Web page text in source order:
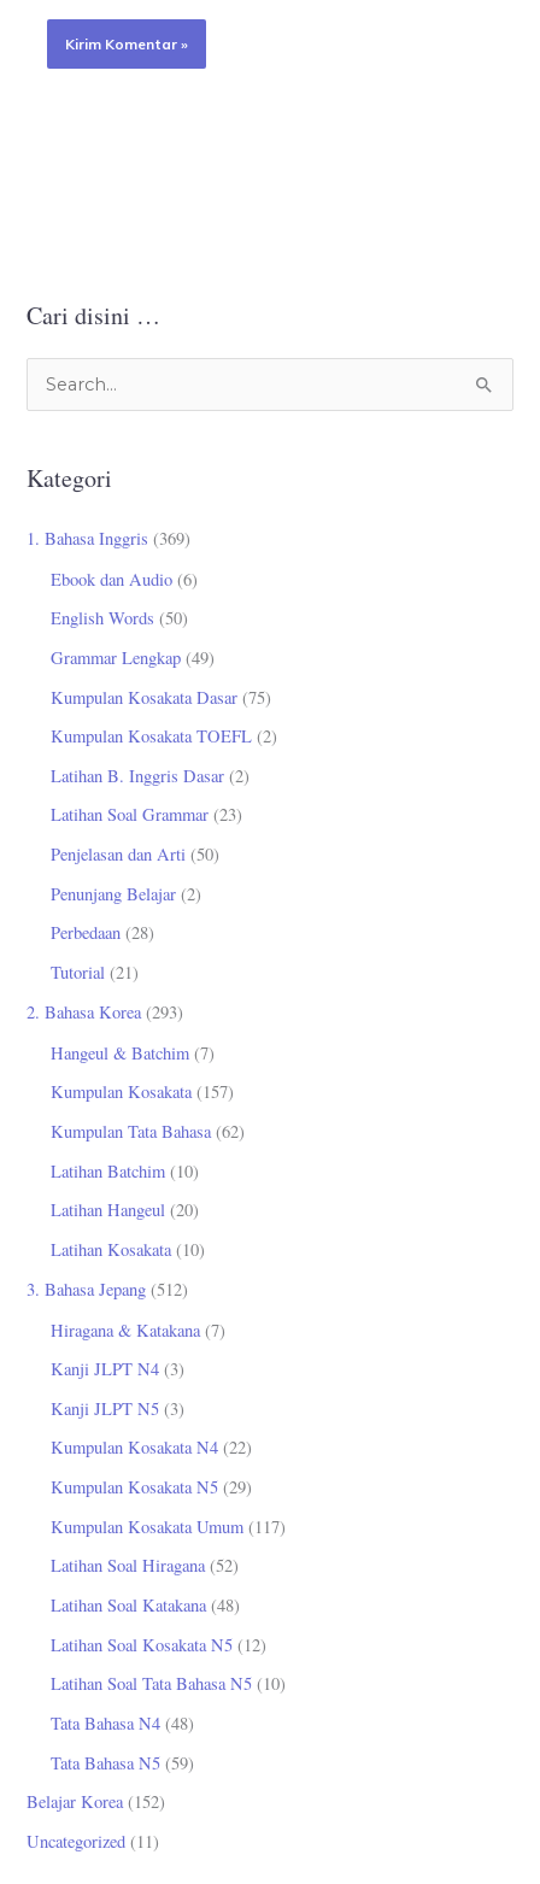
Cari disini …
i
u
Kategori
1. Bahasa Inggris (369)
Ebook dan Audio (6)
English Words (50)
Grammar Lengkap (49)
Kumpulan Kosakata Dasar (75)
Kumpulan Kosakata TOEFL (2)
Latihan B. Inggris Dasar (2)
Latihan Soal Grammar (23)
Penjelasan dan Arti (50)
Penunjang Belajar (2)
Perbedaan (28)
Tutorial (21)
2. Bahasa Korea (293)
Hangeul & Batchim (7)
Kumpulan Kosakata(157)
Kumpulan Tata Bahasa(62)
Latihan Batchim (10)
Latihan Hangeul (20)
Latihan Kosakata(10)
3. Bahasa Jepang (512)
Hiragana & Katakana (7)
Kanji JLPT N4 (3)
Kanji JLPT N5 (3)
Kumpulan Kosakata N4 (22)
Kumpulan Kosakata N5 (29)
Kumpulan Kosakata Umum (117)
Latihan Soal Hiragana(52)
Latihan Soal Katakana(48)
Latihan Soal Kosakata N5 (12)
Latihan Soal Tata Bahasa N5 (10)
Tata Bahasa N4 (48)
Tata Bahasa N5 (59)
Belajar Korea(152)
Uncategorized (11)